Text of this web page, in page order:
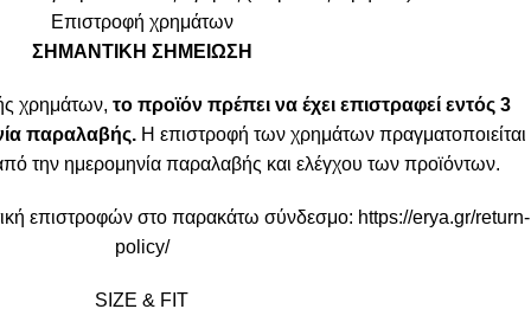
Επιστροφή χρημάτων
ΣΗΜΑΝΤΙΚΗ ΣΗΜΕΙΩΣΗ
χρημάτων, το προϊόν πρέπει να έχει επιστραφεί εντός 3
παραλαβής.Η επιστροφή των χρημάτων πραγματοποιείται
την ημερομηνία παραλαβής και ελέγχου των προϊόντων.
επιστροφών στο παρακάτω σύνδεσμο: https://erya.gr/return-
policy/
SIZE & FIT